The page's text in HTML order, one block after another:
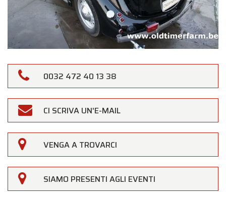
0032 472 40 13 38
CI SCRIVA UN'E-MAIL
VENGA A TROVARCI
SIAMO PRESENTI AGLI EVENTI
×
Oldtimerfarm
Gentili Clienti,
occasione della festività diFerragosto
(Assunzione di Maria).